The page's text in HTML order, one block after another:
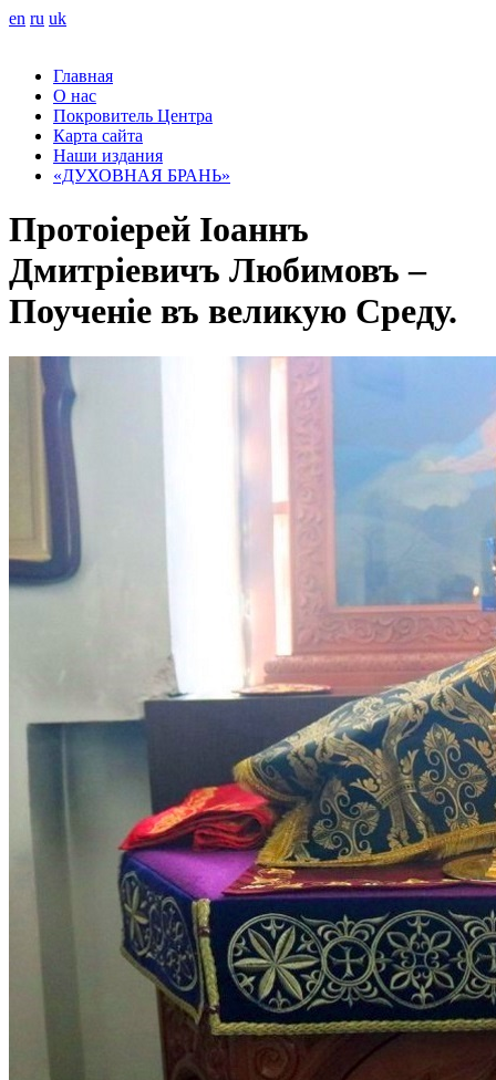
en ru uk
Главная
О нас
Покровитель Центра
Карта сайта
Наши издания
«ДУХОВНАЯ БРАНЬ»
Протоіерей Iоаннъ
Дмитріевичъ Любимовъ –
Поученіе въ великую Среду.